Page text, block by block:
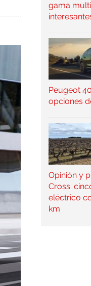
gama
Peugeot
opciones
Opinión y
Cross:
eléctrico
km